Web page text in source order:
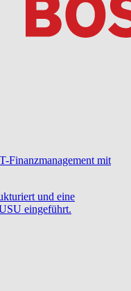
Finanzmanagement mit
und eine
eingeführt.